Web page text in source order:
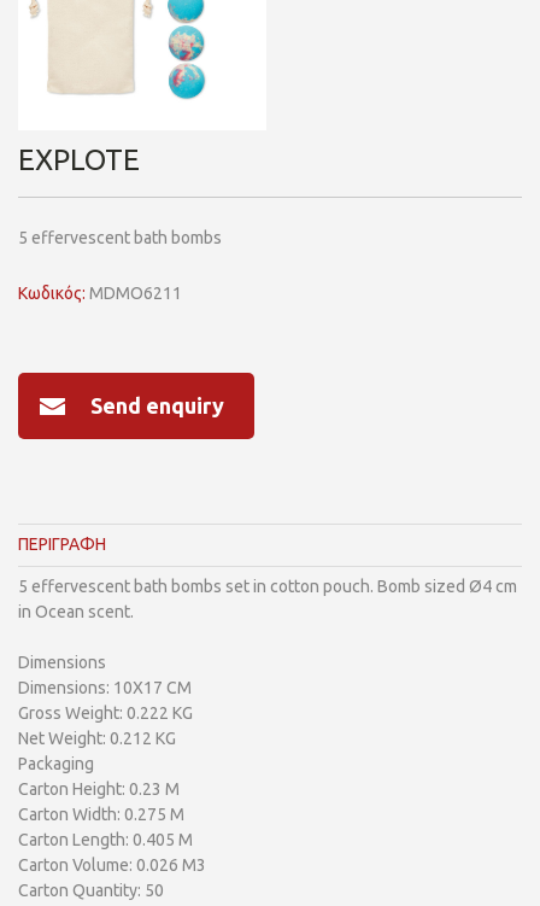
EXPLOTE
5 effervescent bath bombs
Κωδικός: MDMO6211
Send enquiry
ΠΕΡΙΓΡΑΦΗ
5 effervescent bath bombs set in cotton pouch. Bomb sized Ø4 cm
in Ocean scent.
Dimensions
Dimensions: 10X17 CM
Gross Weight: 0.222 KG
Net Weight: 0.212 KG
Packaging
Carton Height: 0.23 M
Carton Width: 0.275 M
Carton Length: 0.405 M
Carton Volume: 0.026 M3
Carton Quantity: 50